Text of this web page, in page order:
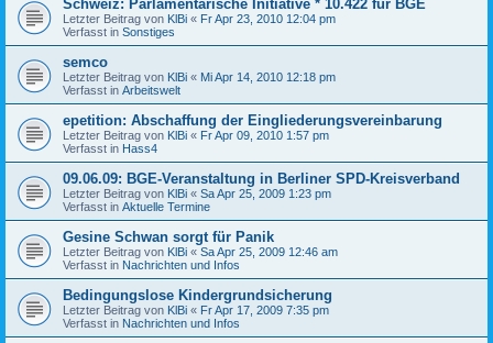
Schweiz: Parlamentarische Initiative * 10.422 für BGE
Letzter Beitrag von KlBi « Fr Apr 23, 2010 12:04 pm
Verfasst in Sonstiges
semco
Letzter Beitrag von KlBi « Mi Apr 14, 2010 12:18 pm
Verfasst in Arbeitswelt
epetition: Abschaffung der Eingliederungsvereinbarung
Letzter Beitrag von KlBi « Fr Apr 09, 2010 1:57 pm
Verfasst in Hass4
09.06.09: BGE-Veranstaltung in Berliner SPD-Kreisverband
Letzter Beitrag von KlBi « Sa Apr 25, 2009 1:23 pm
Verfasst in Aktuelle Termine
Gesine Schwan sorgt für Panik
Letzter Beitrag von KlBi « Sa Apr 25, 2009 12:46 am
Verfasst in Nachrichten und Infos
Bedingungslose Kindergrundsicherung
Letzter Beitrag von KlBi « Fr Apr 17, 2009 7:35 pm
Verfasst in Nachrichten und Infos